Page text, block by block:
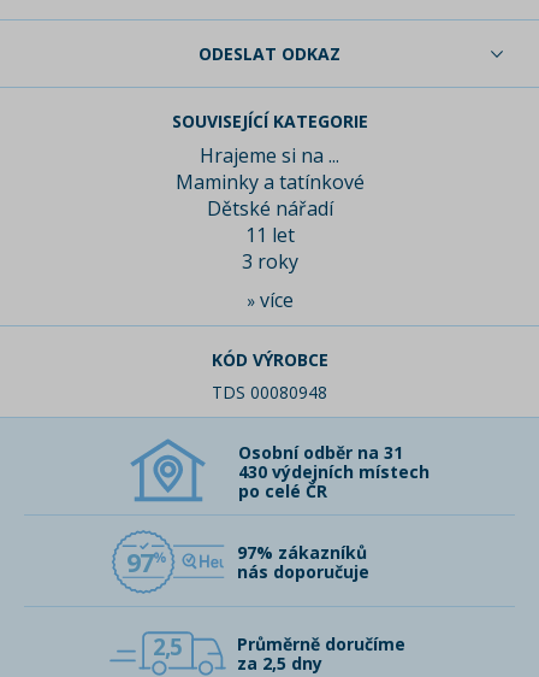
ODESLAT ODKAZ
SOUVISEJÍCÍ KATEGORIE
Hrajeme si na ...
Maminky a tatínkové
Dětské nářadí
11 let
3 roky
» více
KÓD VÝROBCE
TDS 00080948
Osobní odběr na 31
430 výdejních místech
po celé ČR
97
97% zákazníků
nás doporučuje
2,5
Průměrně doručíme
za 2,5 dny